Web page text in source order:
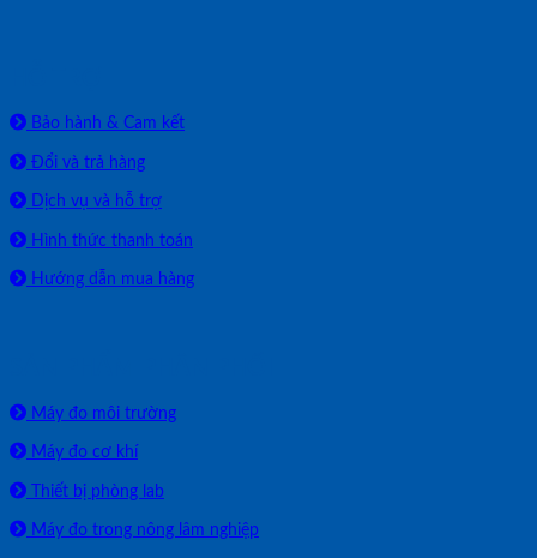
Bảo hành & Cam kết
Đổi và trả hàng
Dịch vụ và hỗ trợ
Hình thức thanh toán
Hướng dẫn mua hàng
Máy đo môi trường
Máy đo cơ khí
Thiết bị phòng lab
Máy đo trong nông lâm nghiệp